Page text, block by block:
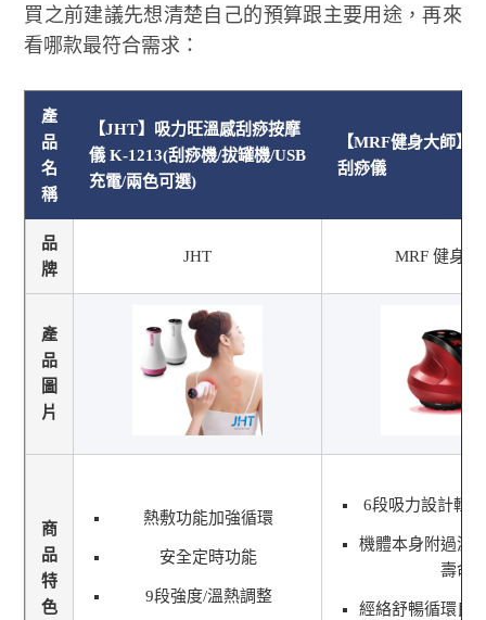
買之前建議先想清楚自己的預算跟主要用途，再來
看哪款最符合需求：
產
品
名
稱
【JHT】吸力旺溫感刮痧按摩
儀 K-1213(刮痧機/拔罐機/USB
充電/兩色可選)
【MRF健身大師】
刮痧儀
品
牌
JHT MRF 健身大
產
品
圖
片
商
品
特
色
熱敷功能加強循環
安全定時功能
9段強度/溫熱調整
6段吸力設計輕
機體本身附過濾
壽命
經絡舒暢循環良